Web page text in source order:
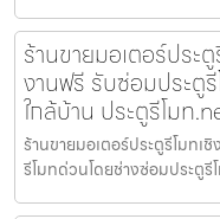
ร้านขายมอเตอร์ประ
งานฟรี รับซ่อมประตู
ใกล้บ้าน ประตูรีโมท
ร้านขายมอเตอร์ประตูรีโมทเ
รีโมทด่วนโดยช่างซ่อมประตู